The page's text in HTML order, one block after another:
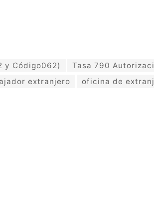
y Código062)
Tasa 790
extranjero oficina de